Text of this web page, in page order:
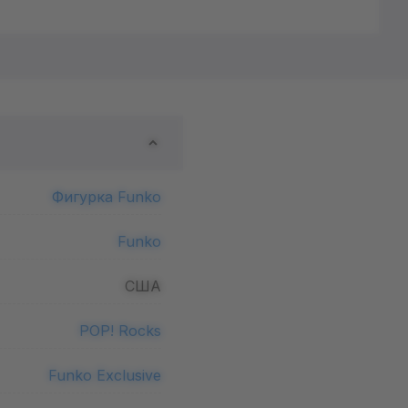
Фигурка Funko
Funko
США
POP! Rocks
Funko Exclusive